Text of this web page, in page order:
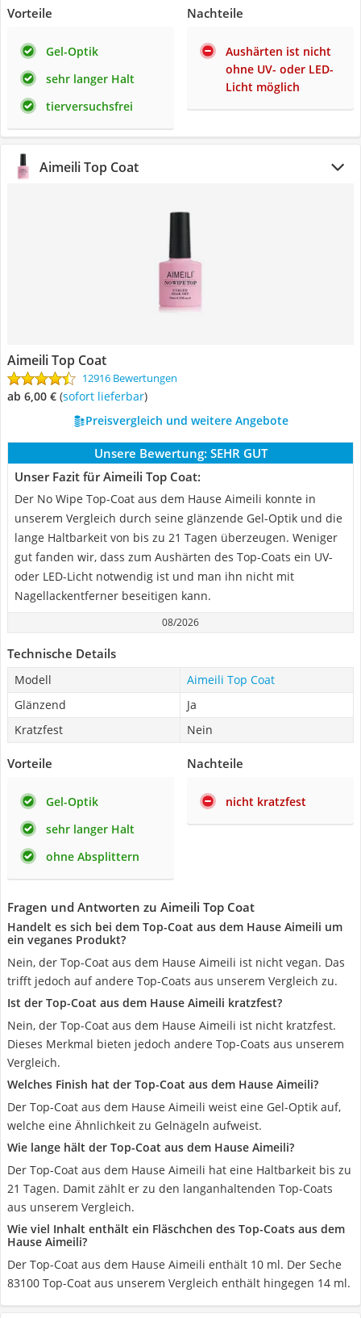
Vorteile
Gel-Optik
sehr langer Halt
tierversuchsfrei
Nachteile
Aushärten ist nicht
ohne UV- oder LED-
Licht möglich
Aimeili Top Coat
Aimeili Top Coat
12916 Bewertungen
ab 6,00 € ( Sofort lieferbar)
Preisvergleich und weitere Angebote
Unsere Bewertung: SEHR GUT
Unser Fazit für Aimeili Top Coat:
Der No Wipe Top-Coat aus dem Hause Aimeili konnte in
unserem Vergleich durch seine glänzende Gel-Optik und die
lange Haltbarkeit von bis zu 21 Tagen überzeugen. Weniger
gut fanden wir, dass zum Aushärten des Top-Coats ein UV-
oder LED-Licht notwendig ist und man ihn nicht mit
Nagellackentferner beseitigen kann.
08/2026
Technische Details
Modell
Aimeili Top Coat
Glänzend
Ja
Kratzfest
Nein
Vorteile
Gel-Optik
sehr langer Halt
ohne Absplittern
Nachteile
nicht kratzfest
Fragen und Antworten zu Aimeili Top Coat
Handelt es sich bei dem Top-Coat aus dem Hause Aimeili um
ein veganes Produkt?
Nein, der Top-Coat aus dem Hause Aimeili ist nicht vegan. Das
trifft jedoch auf andere Top-Coats aus unserem Vergleich zu.
Ist der Top-Coat aus dem Hause Aimeili kratzfest?
Nein, der Top-Coat aus dem Hause Aimeili ist nicht kratzfest.
Dieses Merkmal bieten jedoch andere Top-Coats aus unserem
Vergleich.
Welches Finish hat der Top-Coat aus dem Hause Aimeili?
Der Top-Coat aus dem Hause Aimeili weist eine Gel-Optik auf,
welche eine Ähnlichkeit zu Gelnägeln aufweist.
Wie lange hält der Top-Coat aus dem Hause Aimeili?
Der Top-Coat aus dem Hause Aimeili hat eine Haltbarkeit bis zu
21 Tagen. Damit zählt er zu den langanhaltenden Top-Coats
aus unserem Vergleich.
Wie viel Inhalt enthält ein Fläschchen des Top-Coats aus dem
Hause Aimeili?
Der Top-Coat aus dem Hause Aimeili enthält 10 ml. Der Seche
83100 Top-Coat aus unserem Vergleich enthält hingegen 14 ml.